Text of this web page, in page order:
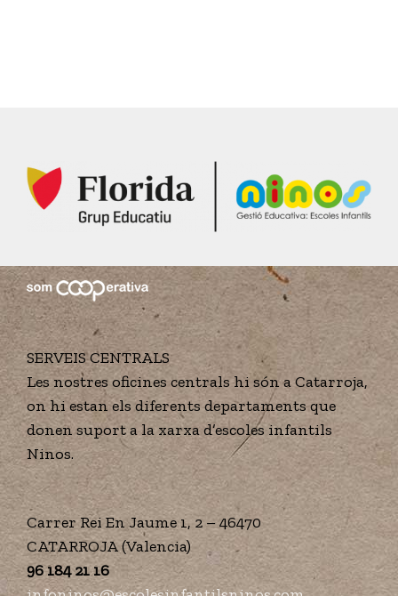
SERVEIS CENTRALS
Les nostres oficines centrals hi són a Catarroja,
on hi estan els diferents departaments que
donen suport a la xarxa d’escoles infantils
Ninos.
Carrer Rei En Jaume 1, 2 – 46470
CATARROJA (Valencia)
96 184 21 16